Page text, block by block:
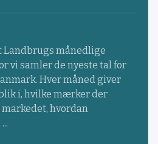
Landbrugs månedlige
vi samler de nyeste tal for
Hver måned giver
i, hvilke mærker der
hvordan